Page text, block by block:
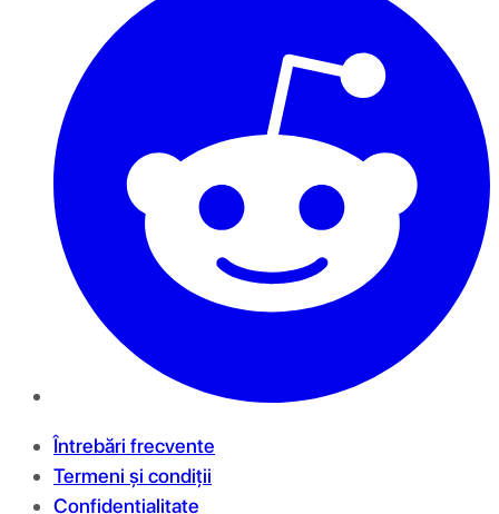
Întrebări frecvente
Termeni și condiții
Confidențialitate